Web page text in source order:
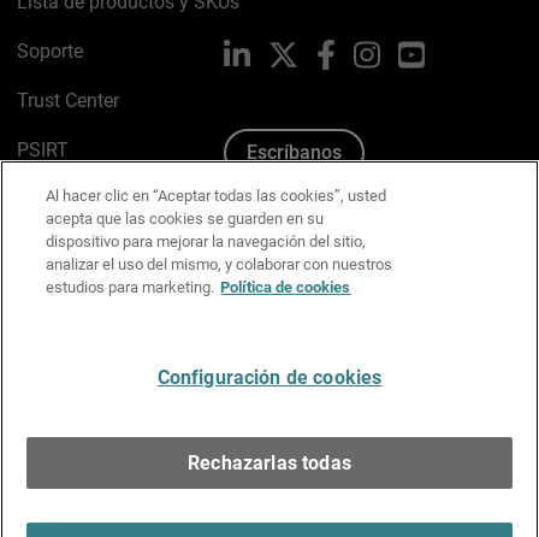
Soporte
Trust Center
PSIRT
Política de cookies
Política de privacidad
Kit de medios y marca
LinkedIn FacebookInstagramYouTube
Escríbanos
Al hacer clic en “Aceptar todas las cookies”, usted
acepta que las cookies se guarden en su
dispositivo para mejorar la navegación del sitio,
analizar el uso del mismo, y colaborar con nuestros
estudios para marketing. Política de cookies
Configuración de cookies
Rechazarlas todas